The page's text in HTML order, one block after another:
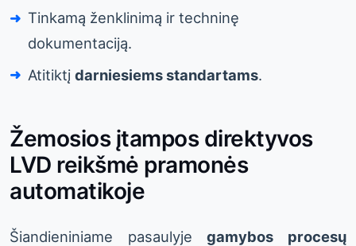
Tinkamą ženklinimą ir techninę
dokumentaciją.
Atitiktįdarniesiems standartams.
Žemosios įtampos direktyvos
LVD reikšmė pramonės
automatikoje
Šiandieniniame pasaulyjegamybos procesų